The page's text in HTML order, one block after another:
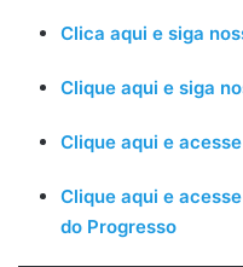
Clica aqui e siga
Clique aqui e siga
Clique aqui e
Clique aqui e
do Progresso